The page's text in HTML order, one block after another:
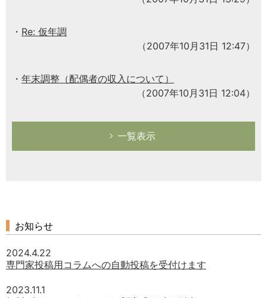
Re: 仮年調
（2007年10月31日 12:47）
年末調整（配偶者の収入について）
（2007年10月31日 12:04）
一覧表示
お知らせ
2024.4.22
専門家投稿用コラムへの自動投稿を受付けます
2023.11.1